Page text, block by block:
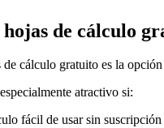
de cálculo
cálculo gratuito es la
atractivo si:
fácil de usar sin suscripción